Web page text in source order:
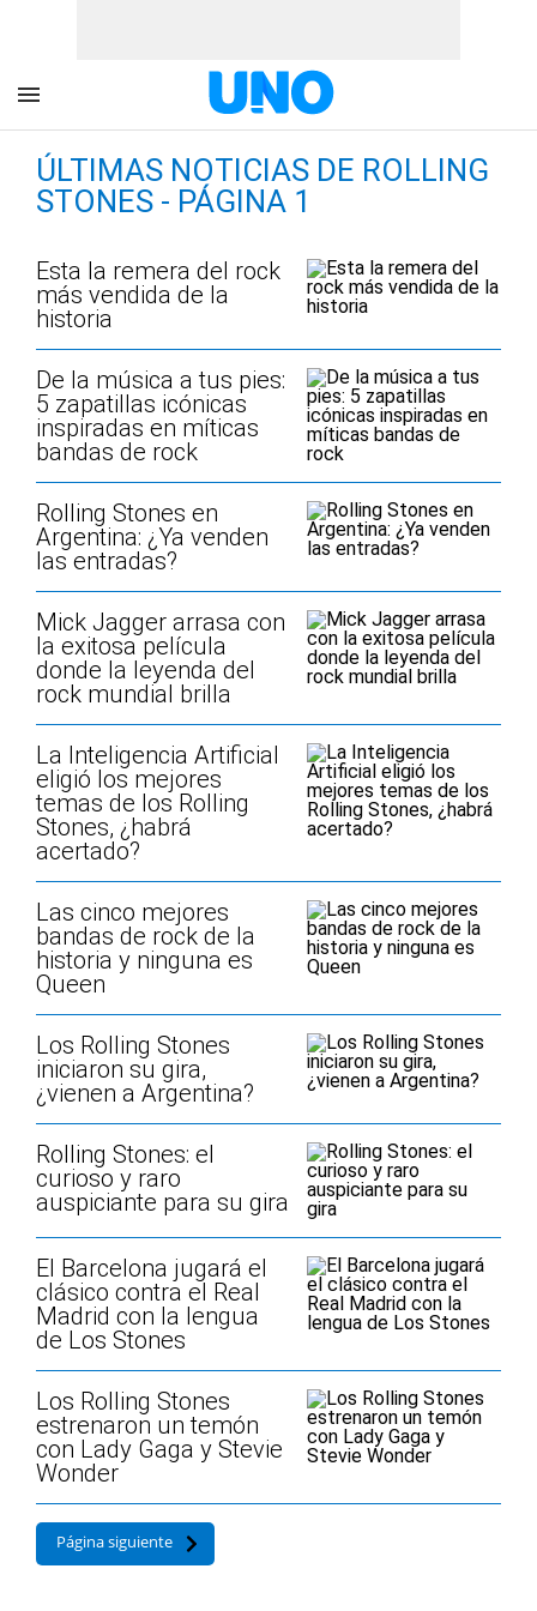
ÚLTIMAS NOTICIAS DE ROLLING
STONES - PÁGINA 1
Esta la remera del rock
más vendida de la
historia
De la música a tus pies:
5 zapatillas icónicas
inspiradas en míticas
bandas de rock
Rolling Stones en
Argentina: ¿Ya venden
las entradas?
Mick Jagger arrasa con
la exitosa película
donde la leyenda del
rock mundial brilla
La Inteligencia Artificial
eligió los mejores
temas de los Rolling
Stones, ¿habrá
acertado?
Las cinco mejores
bandas de rock de la
historia y ninguna es
Queen
Los Rolling Stones
iniciaron su gira,
¿vienen a Argentina?
Rolling Stones: el
curioso y raro
auspiciante para su gira
El Barcelona jugará el
clásico contra el Real
Madrid con la lengua
de Los Stones
Los Rolling Stones
estrenaron un temón
con Lady Gaga y Stevie
Wonder
Página siguiente